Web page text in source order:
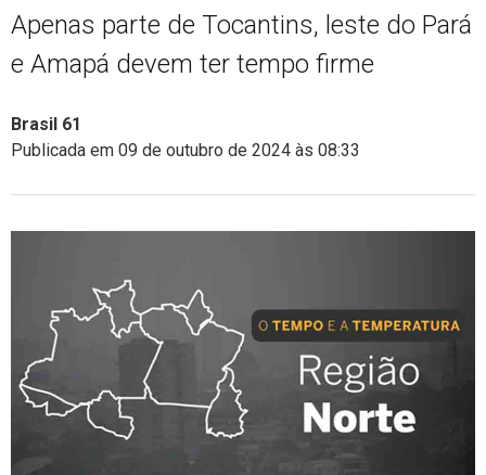
Apenas parte de Tocantins, leste do Pará
e Amapá devem ter tempo firme
Brasil 61
Publicada em 09 de outubro de 2024 às 08:33